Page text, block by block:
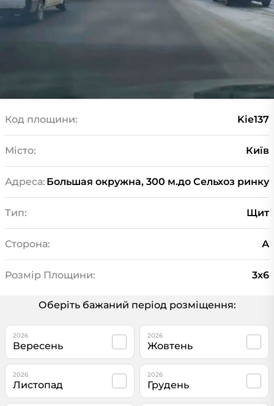
Код площини: Kie137
Місто: Київ
Адреса: Большая окружна, 300 м.до Сельхоз ринку
Тип: Щит
Сторона: А
Розмір Площини: 3х6
Оберіть бажаний період розміщення:
2026
Вересень
2026
Жовтень
2026
Листопад
2026
Грудень